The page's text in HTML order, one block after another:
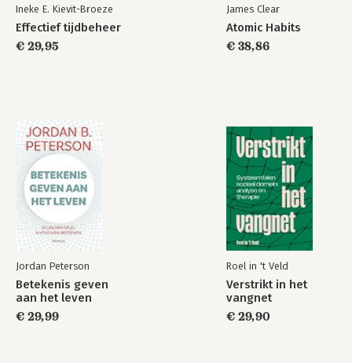
Beeldherkenning 88
Praktijk: In de zorg (1) 93
Pas op voor de hype 95
Praktijk: In de zorg (2) 99
7 SPRAAKHERKENNING 111
Natural language processing 112
Praktijk: De Helpdesk 116
8 AI IN BEDRIJF 125
Deep learning op het spoor 126
Deep learning op de veiling 128
Algoritmen in de bouw 131
9 AI BIJ DE OVERHEID 135
Ambtenaar 3.0 136
Digitale speurneuzen 138
Ineke E. Kievit-Broeze
Effectief tijdbeheer
€ 29,95
James Clear
Atomic Habits
€ 38,86
Jordan Peterson
Betekenis geven
aan het leven
€ 29,99
Roel in 't Veld
Verstrikt in het
vangnet
€ 29,90